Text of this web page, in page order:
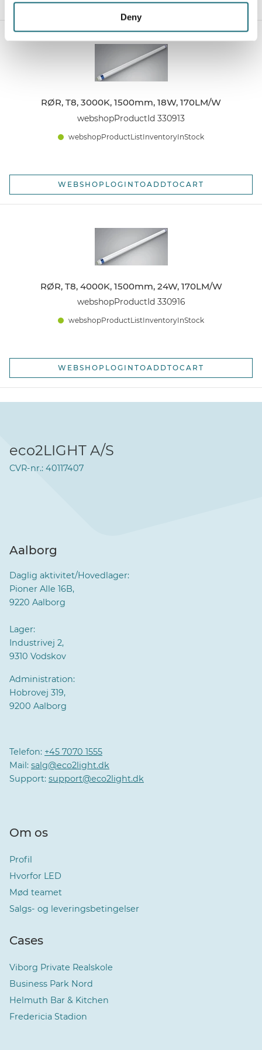
Deny
RØR, T8, 3000K, 1500mm, 18W, 170LM/W
webshopProductId 330913
webshopProductListInventoryInStock
WEBSHOPLOGINTOADDTOCART
RØR, T8, 4000K, 1500mm, 24W, 170LM/W
webshopProductId 330916
webshopProductListInventoryInStock
WEBSHOPLOGINTOADDTOCART
eco2LIGHT A/S
CVR-nr.: 40117407
Aalborg
Daglig aktivitet/Hovedlager:
Pioner Alle 16B,
9220 Aalborg
Lager:
Industrivej 2,
9310 Vodskov
Administration:
Hobrovej 319,
9200 Aalborg
Telefon: +45 7070 1555
Mail: salg@eco2light.dk
Support: support@eco2light.dk
Om os
Profil
Hvorfor LED
Mød teamet
Salgs- og leveringsbetingelser
Cases
Viborg Private Realskole
Business Park Nord
Helmuth Bar & Kitchen
Fredericia Stadion